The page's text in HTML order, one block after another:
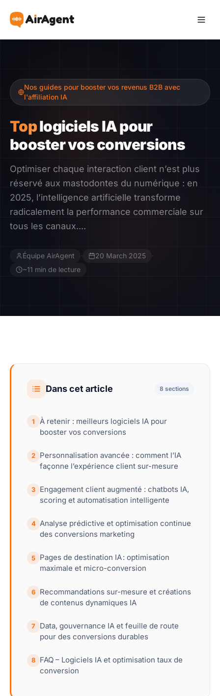
Recommander
Gagner
Ressources
Témoignages
Guide
Nos guides pour booster vos revenus B2B avec
l'affiliation IA
Toplogiciels IA pour
booster vos conversions
Optimiser chaque interaction client n’est plus
réservé aux mastodontes du numérique : en
2025, l’intelligence artificielle transforme
radicalement la performance commerciale sur
tous les canaux....
Équipe AirAgent · 20 March 2025
·
~11 min de lecture
Dans cet article 8 sections
1
À retenir : meilleurs logiciels IA pour
booster vos conversions
2
Personnalisation avancée : comment l’IA
façonne l’expérience client sur-mesure
3
Engagement client augmenté : chatbots IA,
scoring et automatisation intelligente
4 Analyse prédictive et optimisation continue
des conversions marketing
5
Pages de destination IA : optimisation
maximale et micro-conversion
6
Recommandations sur-mesure et créations
de contenus dynamiques IA
7
Data, gouvernance IA et feuille de route
pour des conversions durables
8
FAQ – Logiciels IA et optimisation taux de
conversion